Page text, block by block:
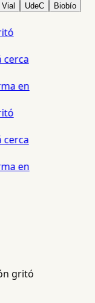
Vial UdeC Biobío
cerca
en
cerca
en